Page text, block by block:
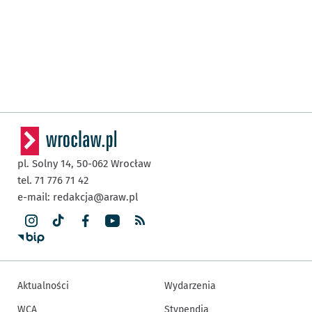
pl. Solny 14, 50-062 Wrocław
tel. 71 776 71 42
e-mail: redakcja@araw.pl
Aktualności
WCA
Wydarzenia
Stypendia